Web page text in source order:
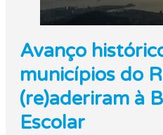
Avanço
municípios do
(re)aderiram à
Escolar